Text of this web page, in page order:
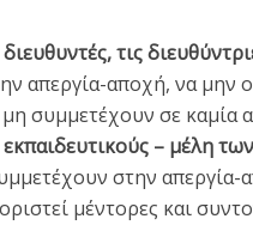
τις
απεργία-αποχή, να μην
συμμετέχουν σε καμία
– μέλη
στην απεργία-
μέντορες και